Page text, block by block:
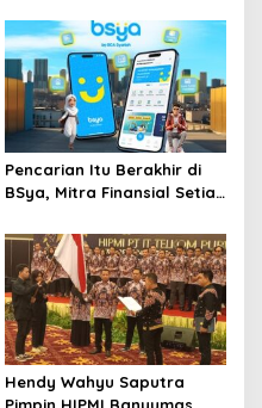
Pencarian Itu Berakhir di
BSya, Mitra Finansial Setia
Hendy Wahyu Saputra